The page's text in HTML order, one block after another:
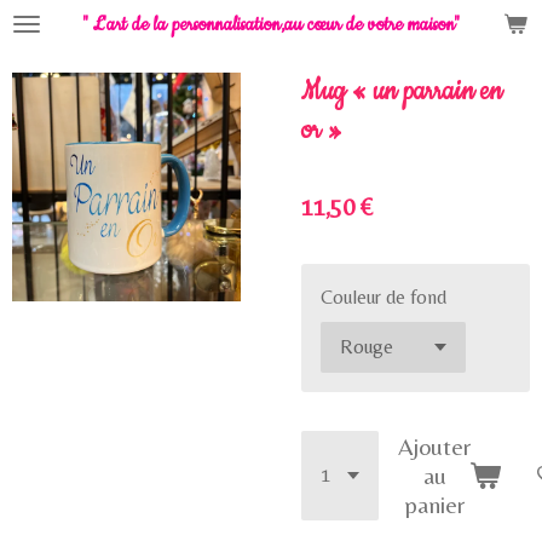
Passer
contenu
principal
" L'art de la personnalisation,au cœur de votre maison"
Mug « un parrain en
or »
11,50 €
Couleur de fond
Ajouter
au
panier